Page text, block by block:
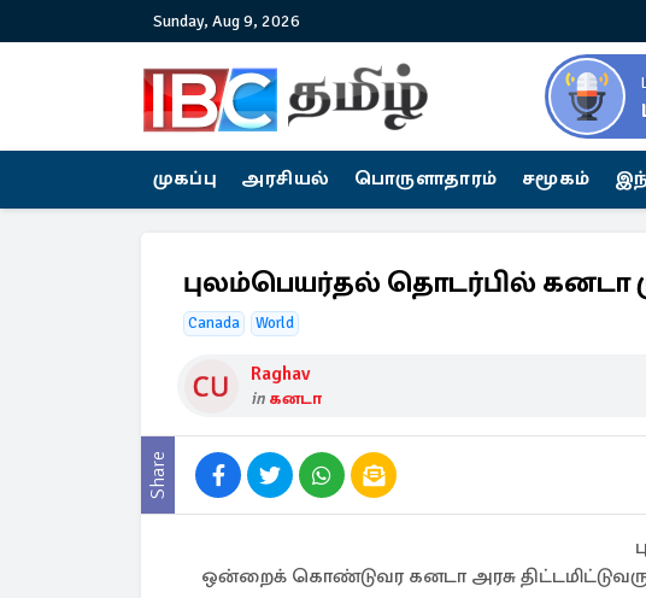
Sunday, Aug 9, 2026
முகப்பு அரசியல் பொருளாதாரம் சமூகம்
புலம்பெயர்தல் தொடர்பில்
Canada World
Raghav
in கனடா
Share
ஒன்றைக் கொண்டுவர கனடா அரசு